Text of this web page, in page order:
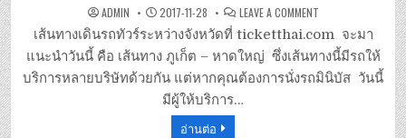
ADMIN 2017-11-28 LEAVE A COMMENTON
มิ
นิ
บัส
ภูเก็ต-
หาดใหญ่
เส้นทางเดินรถทัวร์ระหว่างจังหวัดที่ ticketthai.com จะมา
แนะนำวันนี้ คือ เส้นทาง ภูเก็ต – หาดใหญ่ ซึ่งเส้นทางนี้มีรถให้
บริการหลายบริษัทด้วยกัน แต่หากคุณต้องการนั่งรถมินิบัส วันนี้
มีผู้ให้บริการ…
อ่านต่อ